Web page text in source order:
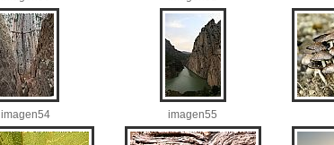
imagen54 imagen55